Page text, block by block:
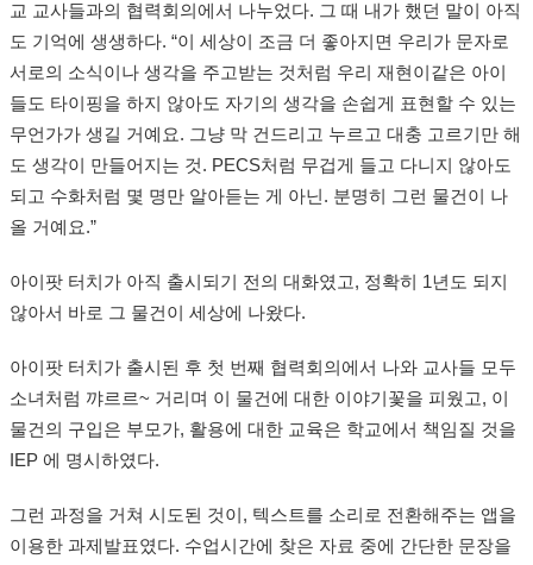
교 교사들과의 협력회의에서 나누었다. 그 때 내가 했던 말이 아직
도 기억에 생생하다. “이 세상이 조금 더 좋아지면 우리가 문자로
서로의 소식이나 생각을 주고받는 것처럼 우리 재현이같은 아이
들도 타이핑을 하지 않아도 자기의 생각을 손쉽게 표현할 수 있는
무언가가 생길 거예요. 그냥 막 건드리고 누르고 대충 고르기만 해
도 생각이 만들어지는 것. PECS처럼 무겁게 들고 다니지 않아도
되고 수화처럼 몇 명만 알아듣는 게 아닌. 분명히 그런 물건이 나
올 거예요.”
아이팟 터치가 아직 출시되기 전의 대화였고, 정확히 1년도 되지
않아서 바로 그 물건이 세상에 나왔다.
아이팟 터치가 출시된 후 첫 번째 협력회의에서 나와 교사들 모두
소녀처럼 꺄르르~ 거리며 이 물건에 대한 이야기꽃을 피웠고, 이
물건의 구입은 부모가, 활용에 대한 교육은 학교에서 책임질 것을
IEP 에 명시하였다.
그런 과정을 거쳐 시도된 것이, 텍스트를 소리로 전환해주는 앱을
이용한 과제발표였다. 수업시간에 찾은 자료 중에 간단한 문장을